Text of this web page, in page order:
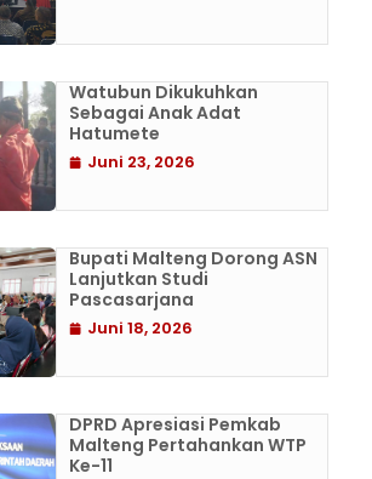
Watubun Dikukuhkan
Sebagai Anak Adat
Hatumete
Juni 23, 2026
Bupati Malteng Dorong ASN
Lanjutkan Studi
Pascasarjana
Juni 18, 2026
DPRD Apresiasi Pemkab
Malteng Pertahankan WTP
Ke-11